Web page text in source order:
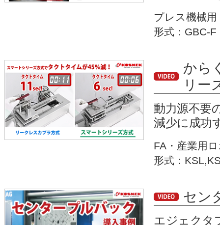
プレス機械用
形式：GBC-F
から
リー
動力源不要
減少に成功
FA・産業用
形式：
セン
エジェクタ